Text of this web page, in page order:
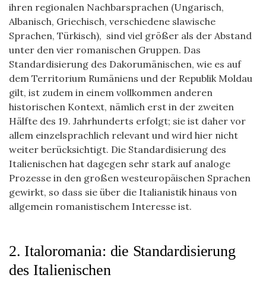
ihren regionalen Nachbarsprachen (Ungarisch,
Albanisch, Griechisch, verschiedene slawische
Sprachen, Türkisch), sind viel größer als der Abstand
unter den vier romanischen Gruppen. Das
Standardisierung des Dakorumänischen, wie es auf
dem Territorium Rumäniens und der Republik Moldau
gilt, ist zudem in einem vollkommen anderen
historischen Kontext, nämlich erst in der zweiten
Hälfte des 19. Jahrhunderts erfolgt; sie ist daher vor
allem einzelsprachlich relevant und wird hier nicht
weiter berücksichtigt. Die Standardisierung des
Italienischen hat dagegen sehr stark auf analoge
Prozesse in den großen westeuropäischen Sprachen
gewirkt, so dass sie über die Italianistik hinaus von
allgemein romanistischem Interesse ist.
2. Italoromania: die Standardisierung
des Italienischen